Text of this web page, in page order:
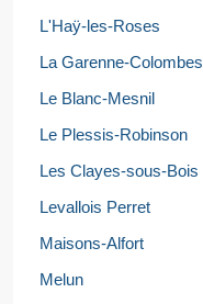
L'Haÿ-les-Roses
La Garenne-Colombes
Le Blanc-Mesnil
Le Plessis-Robinson
Les Clayes-sous-Bois
Levallois Perret
Maisons-Alfort
Melun